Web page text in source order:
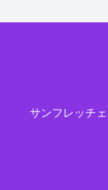
サンフレッチ